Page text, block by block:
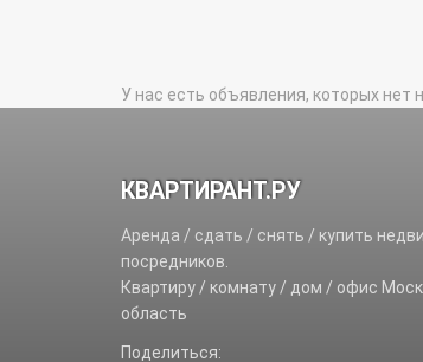
У нас есть объявления, которых нет
КВАРТИРАНТ.РУ
Аренда / сдать / снять / купить
посредников.
Квартиру / комнату / дом / офис
область
Поделиться: